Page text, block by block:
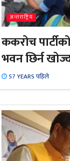
अन्तराष्ट्रिय
ककरोच
भवन छिर्न
57 YEARS पहिले